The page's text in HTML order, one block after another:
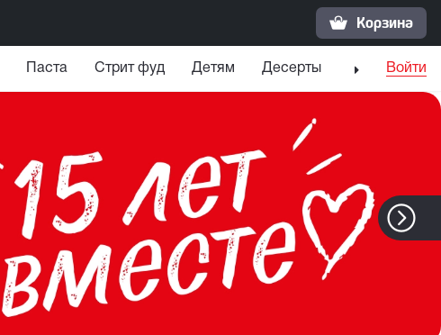
Корзина
Паста Стрит фуд Детям Десерты НапиткиВойти